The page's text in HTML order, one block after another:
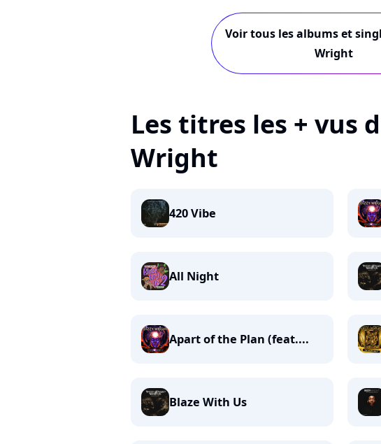
Voir tous les albums et
Wright
Les titres les + vus
Wright
420 Vibe
All Night
Apart of the Plan (feat....
Blaze With Us